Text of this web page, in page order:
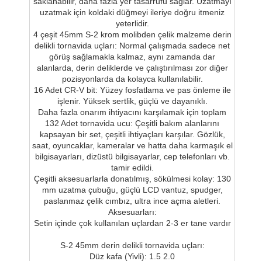
uzatmak için koldaki düğmeyi ileriye doğru itmeniz
yeterlidir.
4 çeşit 45mm S-2 krom molibden çelik malzeme derin
delikli tornavida uçları: Normal çalışmada sadece net
görüş sağlamakla kalmaz, aynı zamanda dar
alanlarda, derin deliklerde ve çalıştırılması zor diğer
pozisyonlarda da kolayca kullanılabilir.
16 Adet CR-V bit: Yüzey fosfatlama ve pas önleme ile
işlenir. Yüksek sertlik, güçlü ve dayanıklı.
Daha fazla onarım ihtiyacını karşılamak için toplam
132 Adet tornavida ucu: Çeşitli bakım alanlarını
kapsayan bir set, çeşitli ihtiyaçları karşılar. Gözlük,
saat, oyuncaklar, kameralar ve hatta daha karmaşık el
bilgisayarları, dizüstü bilgisayarlar, cep telefonları vb.
tamir edildi.
Çeşitli aksesuarlarla donatılmış, sökülmesi kolay: 130
mm uzatma çubuğu, güçlü LCD vantuz, spudger,
paslanmaz çelik cımbız, ultra ince açma aletleri.
Aksesuarları:
Setin içinde çok kullanılan uçlardan 2-3 er tane vardır
S-2 45mm derin delikli tornavida uçları:
Düz kafa (Yivli): 1.5 2.0